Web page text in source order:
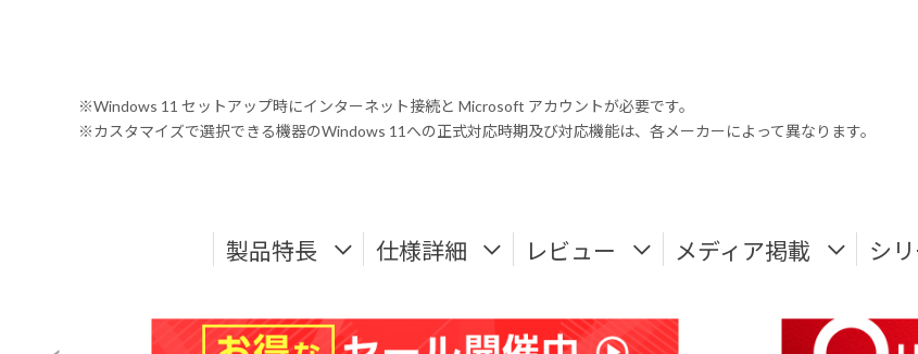
※Windows 11 セットアップ時にインターネット接続と Microsoft アカウントが必要です。
※カスタマイズで選択できる機器のWindows 11への正式対応時期及び対応機能は、各メーカーによって異なります。
製品特長 仕様詳細 レビュー メディア掲載 シ